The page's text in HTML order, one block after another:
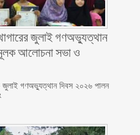
জুলাই গণঅভ্যুত্থান
আলোচনা সভা ও
জুলাই গণঅভ্যুত্থান দিবস ২০২৬ পালন